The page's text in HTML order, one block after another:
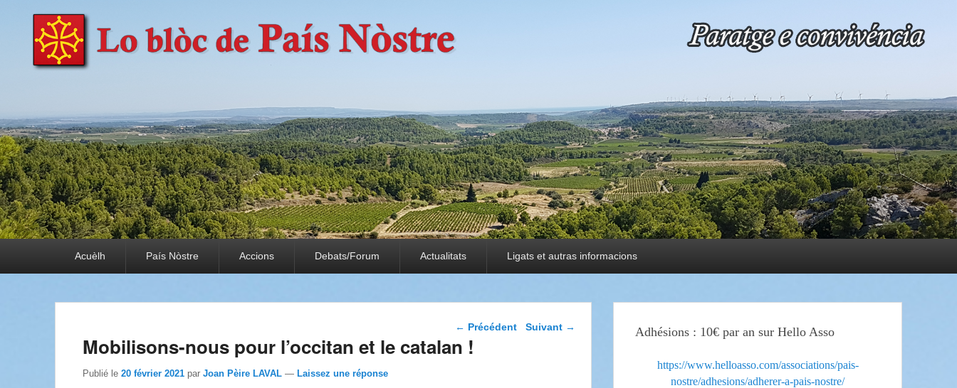
País Nòstre
Paratge e Convivència
Acuèlh País Nòstre Accions Debats/Forum Actualitats Ligats et autras informacions
Navigation dans les
← Précédent Suivant →
Mobilisons-nous pour l’occitan et le catalan !
Publié le 20 février 2021 par Joan Pèire LAVAL — Laissez une réponse
Adhésions : 10€ par an sur Hello Asso
https://www.helloasso.com/associations/pais-
nostre/adhesions/adherer-a-pais-nostre/